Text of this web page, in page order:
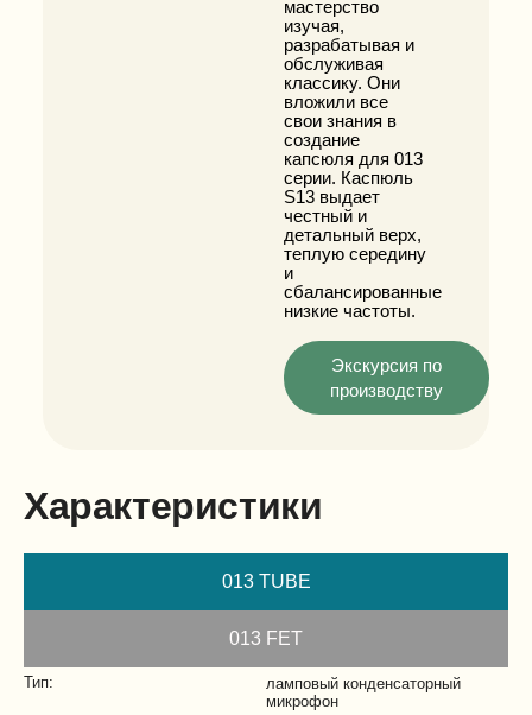
мастерство
изучая,
разрабатывая и
обслуживая
классику. Они
вложили все
свои знания в
создание
капсюля для 013
серии. Каспюль
S13 выдает
честный и
детальный верх,
теплую середину
и
сбалансированные
низкие частоты.
Экскурсия по
производству
Характеристики
013 TUBE
013 FET
Тип:
ламповый конденсаторный
микрофон